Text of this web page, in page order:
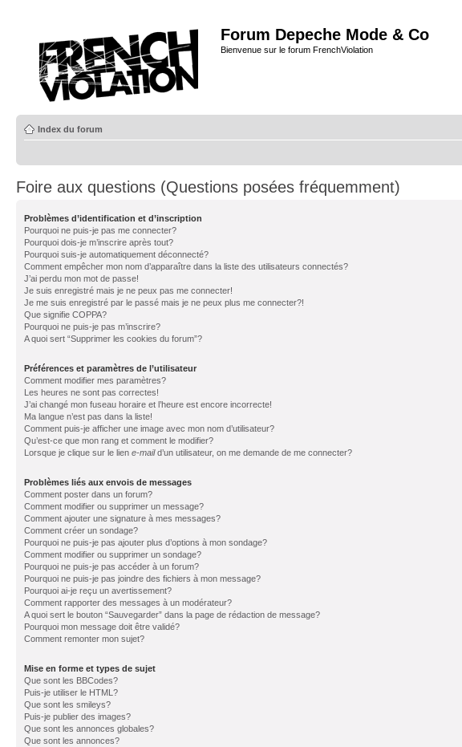
Forum Depeche Mode & Co
Bienvenue sur le forum FrenchViolation
Index du forum
Foire aux questions (Questions posées fréquemment)
Problèmes d’identification et d’inscription
Pourquoi ne puis-je pas me connecter?
Pourquoi dois-je m’inscrire après tout?
Pourquoi suis-je automatiquement déconnecté?
Comment empêcher mon nom d’apparaître dans la liste des utilisateurs connectés?
J’ai perdu mon mot de passe!
Je suis enregistré mais je ne peux pas me connecter!
Je me suis enregistré par le passé mais je ne peux plus me connecter?!
Que signifie COPPA?
Pourquoi ne puis-je pas m’inscrire?
A quoi sert “Supprimer les cookies du forum”?
Préférences et paramètres de l’utilisateur
Comment modifier mes paramètres?
Les heures ne sont pas correctes!
J’ai changé mon fuseau horaire et l’heure est encore incorrecte!
Ma langue n’est pas dans la liste!
Comment puis-je afficher une image avec mon nom d’utilisateur?
Qu’est-ce que mon rang et comment le modifier?
Lorsque je clique sur le lien e-maild’un utilisateur, on me demande de me connecter?
Problèmes liés aux envois de messages
Comment poster dans un forum?
Comment modifier ou supprimer un message?
Comment ajouter une signature à mes messages?
Comment créer un sondage?
Pourquoi ne puis-je pas ajouter plus d’options à mon sondage?
Comment modifier ou supprimer un sondage?
Pourquoi ne puis-je pas accéder à un forum?
Pourquoi ne puis-je pas joindre des fichiers à mon message?
Pourquoi ai-je reçu un avertissement?
Comment rapporter des messages à un modérateur?
A quoi sert le bouton “Sauvegarder” dans la page de rédaction de message?
Pourquoi mon message doit être validé?
Comment remonter mon sujet?
Mise en forme et types de sujet
Que sont les BBCodes?
Puis-je utiliser le HTML?
Que sont les smileys?
Puis-je publier des images?
Que sont les annonces globales?
Que sont les annonces?